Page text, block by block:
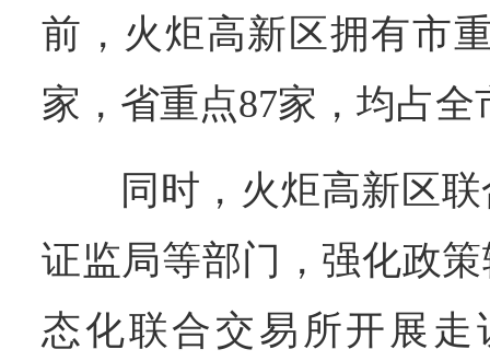
前，火炬高新区拥有市
家，省重点87家，均占全
同时，火炬高新区
证监局等部门，强化政
态化联合交易所开展